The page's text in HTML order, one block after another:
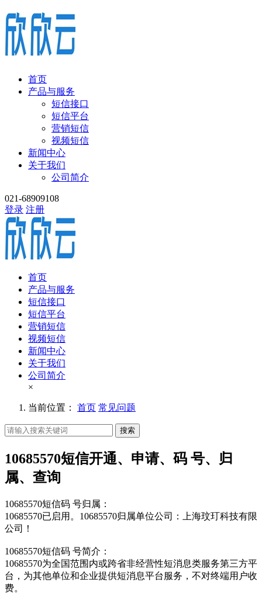
首页
产品与服务
短信接口
短信平台
营销短信
视频短信
新闻中心
关于我们
公司简介
021-68909108
登录 注册
首页
产品与服务
短信接口
短信平台
营销短信
视频短信
新闻中心
关于我们
公司简介
×
当前位置： 首页 常见问题
搜索
10685570短信开通、申请、码 号、归
属、查询
10685570短信码 号归属：
10685570已启用。10685570归属单位公司：上海玟玎科技有限
公司！
10685570短信码 号简介：
10685570为全国范围内或跨省非经营性短消息类服务第三方平
台，为其他单位和企业提供短消息平台服务，不对终端用户收
费。